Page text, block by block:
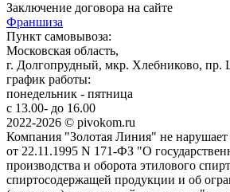
Заключение договора на сайте
Франшиза
Пункт самовывоза:
Московская область,
г. Долгопрудный, мкр. Хлебниково, пр.
график работы:
понедельник - пятница
с 13.00- до 16.00
2022-2026 © pivokom.ru
Компания "Золотая Линия" не
от 22.11.1995 N 171-ФЗ "О
производства и оборота этилового
спиртосодержащей продукции и об